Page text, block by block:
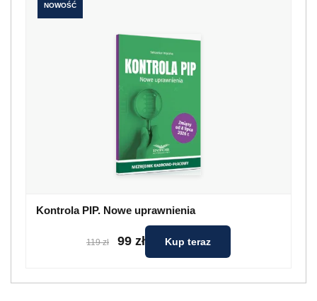
NOWOŚĆ
Kontrola PIP. Nowe uprawnienia
119 zł 99 zł Kup teraz